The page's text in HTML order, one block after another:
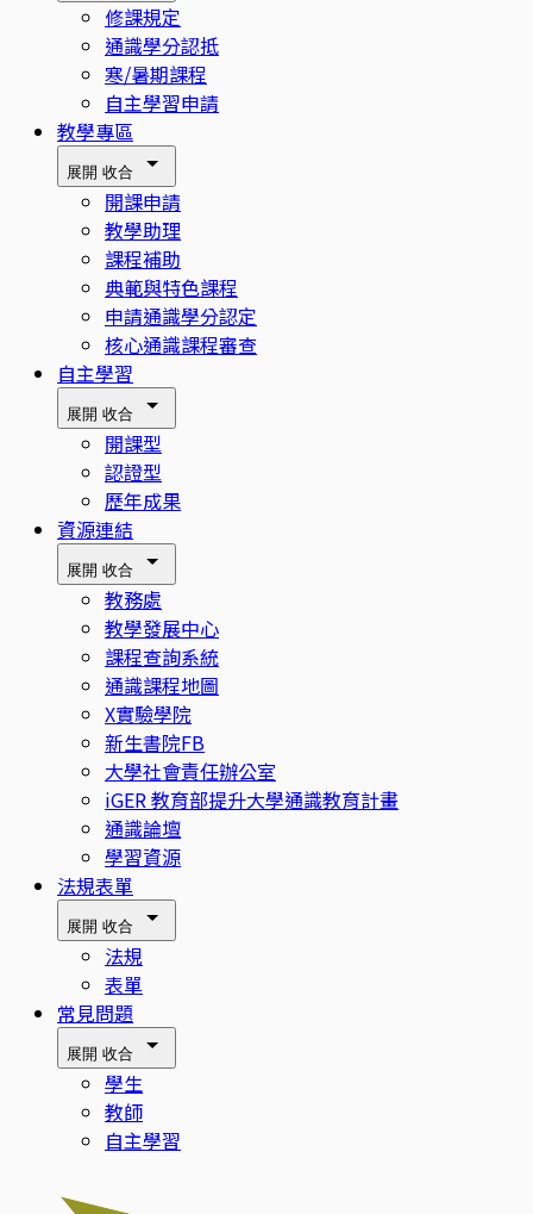
修課規定
通識學分認抵
寒/暑期課程
自主學習申請
教學專區
展開 收合
開課申請
教學助理
課程補助
典範與特色課程
申請通識學分認定
核心通識課程審查
自主學習
展開 收合
開課型
認證型
歷年成果
資源連結
展開 收合
教務處
教學發展中心
課程查詢系統
通識課程地圖
X實驗學院
新生書院FB
大學社會責任辦公室
iGER 教育部提升大學通識教育計畫
通識論壇
學習資源
法規表單
展開 收合
法規
表單
常見問題
展開 收合
學生
教師
自主學習